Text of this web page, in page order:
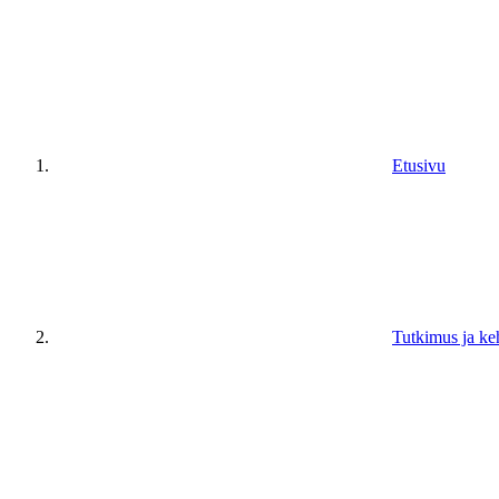
Etusivu
Tutkimus ja